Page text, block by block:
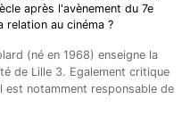
après l'avènement du 7e
au cinéma ?
(né en 1968) enseigne la
de Lille 3. Egalement critique
notamment responsable de